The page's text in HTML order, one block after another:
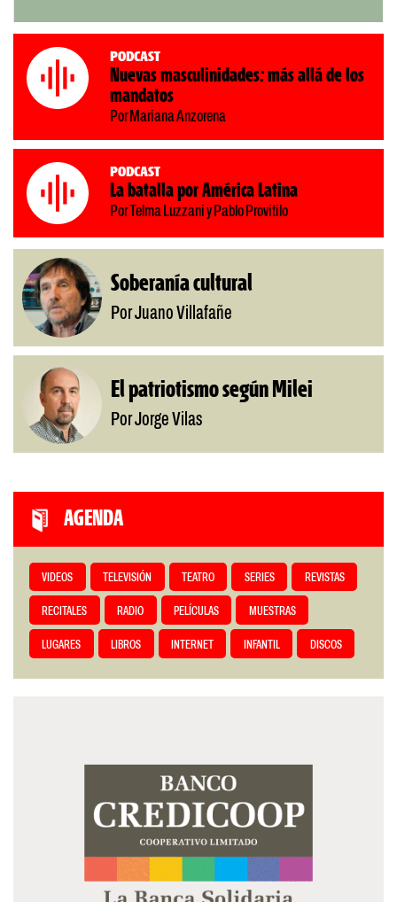
Podcast
Nuevas masculinidades: más allá de los
mandatos
Por Mariana Anzorena
Podcast
La batalla por América Latina
Por Telma Luzzani y Pablo Provitilo
Soberanía cultural
Por Juano Villafañe
El patriotismo según Milei
Por Jorge Vilas
AGENDA
VIDEOS TELEVISIÓN TEATRO SERIES REVISTAS
RECITALES RADIO PELÍCULAS MUESTRAS
LUGARES LIBROS INTERNET INFANTIL DISCOS